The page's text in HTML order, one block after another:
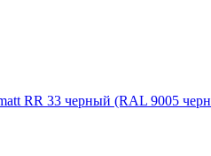
RR 33 черный (RAL 9005 черн